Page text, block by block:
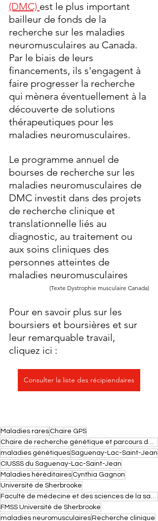
(DMC) est le plus important
bailleur de fonds de la
recherche sur les maladies
neuromusculaires au Canada.
Par le biais de leurs
financements, ils s'engagent à
faire progresser la recherche
qui mènera éventuellement à la
découverte de solutions
thérapeutiques pour les
maladies neuromusculaires.
Le programme annuel de
bourses de recherche sur les
maladies neuromusculaires de
DMC investit dans des projets
de recherche clinique et
translationnelle liés au
diagnostic, au traitement ou
aux soins cliniques des
personnes atteintes de
maladies neuromusculaires
(Texte Dystrophie musculaire Canada)
Pour en savoir plus sur les
boursiers et boursières et sur
leur remarquable travail,
cliquez ici :
Consulter la liste des récipiendaires
Maladies rares Chaire GPS
Chaire de recherche génétique et parcours de vie en santé
maladies génétiquesSaguenay-Lac-Saint-Jean
CIUSSS du Saguenay-Lac-Saint-Jean
Maladies héréditaires Cynthia Gagnon
Université de Sherbrooke
Faculté de médecine et des sciences de la santé de l’Université de Sherbrooke
FMSS Université de Sherbrooke
maladies neuromusculaires Recherche clinique